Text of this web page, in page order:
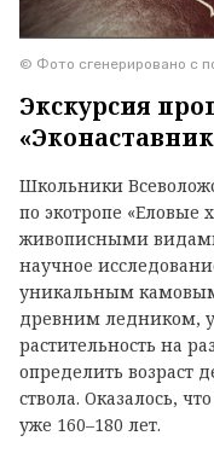
© Фото сгенерировано с
Экскурсия
Школьники
по экотропе «Еловые
живописными
научное
уникальным
древним ледником,
растительность на
определить возраст
ствола. Оказалось,
уже 160–180 лет.